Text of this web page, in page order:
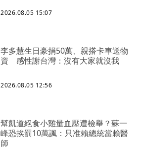
2026.08.05 15:07
李多慧生日豪捐50萬、親搭卡車送物
資 感性謝台灣：沒有大家就沒我
2026.08.05 12:56
幫凱道絕食小雞量血壓遭檢舉？蘇一
峰恐挨罰10萬諷：只准賴總統當賴醫
師